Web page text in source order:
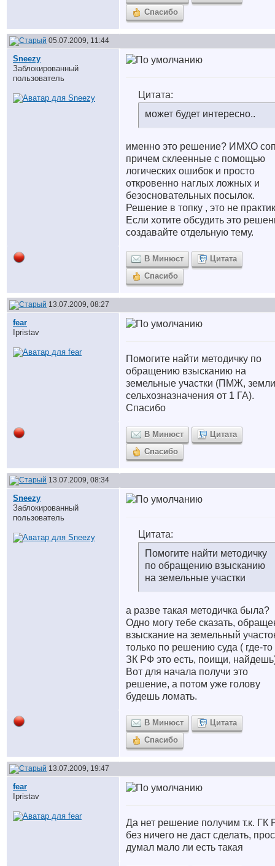
Спасибо
05.07.2009, 11:44
Sneezy
Заблокированный
пользователь
Цитата:
может будет интересно..
именно это решение? ИМХО
причем склеенные с помощью
логических ошибок и просто
откровенно наглых ложных и
безосновательных посылок.
Решение в топку , это не
Если хотите обсудить это
создавайте отдельную тему.
В Минюст
Цитата
Спасибо
13.07.2009, 08:27
fear
Ipristav
Помогите найти методичку по
обращению взысканию на
земельные участки (ПМЖ, земли
сельхозназначения от 1 ГА).
Спасибо
В Минюст
Цитата
Спасибо
13.07.2009, 08:34
Sneezy
Заблокированный
пользователь
Цитата:
Помогите найти методичку
по обращению взысканию
на земельные участки
а разве такая методичка была?
Одно могу тебе сказать,
взыскание на земельный
только по решению суда ( где-то
ЗК РФ это есть, поищи,
Вот для начала получи это
решение, а потом уже голову
будешь ломать.
В Минюст
Цитата
Спасибо
13.07.2009, 19:47
fear
Ipristav
Да нет решение получим т.к. ГК
без ничего не даст сделать,
думал мало ли есть такая